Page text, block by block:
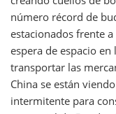
número récord de
estacionados frente
espera de espacio
transportar las
China se están
intermitente para